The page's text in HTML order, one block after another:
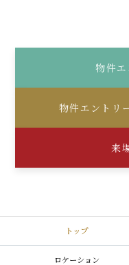
物件
物件エントリ
来
トップ
ロケーション